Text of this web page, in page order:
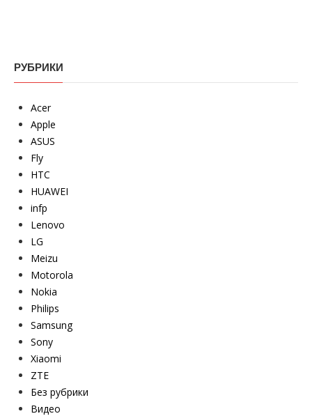
РУБРИКИ
Acer
Apple
ASUS
Fly
HTC
HUAWEI
infp
Lenovo
LG
Meizu
Motorola
Nokia
Philips
Samsung
Sony
Xiaomi
ZTE
Без рубрики
Видео